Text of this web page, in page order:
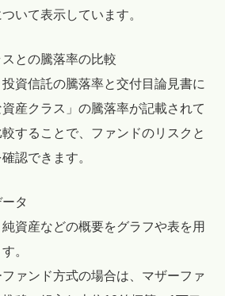
いて表示しています。
との騰落率の比較
資信託の騰落率と交付目論見書に
産クラス」の騰落率が記載されて
することで、ファンドのリスクと
認できます。
タ
資産などの概要をグラフや表を用
。
ァンド方式の場合は、マザーファ